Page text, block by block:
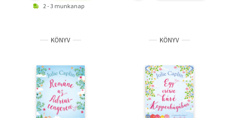
2 - 3 munkanap
KÖNYV KÖNYV